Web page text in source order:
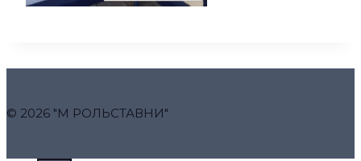
© 2026 "М РОЛЬСТАВНИ"